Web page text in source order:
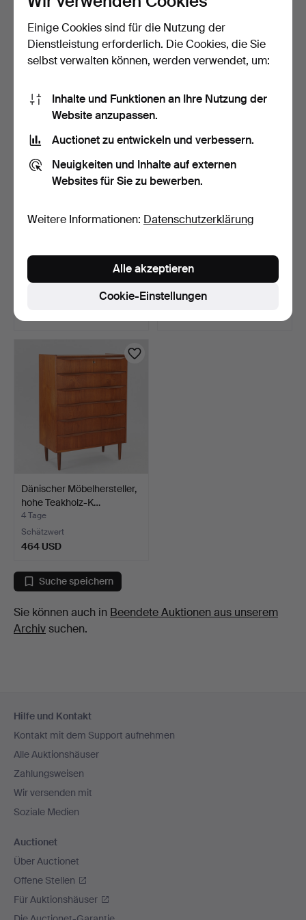
Dänischer Möbelhersteller,
hohe Teak-Kommo…
2 Tage
HORNSLET
MØBELFABRIK. Anrichte
aus Teakhol…
7 Tage
Paar Kommoden aus Eiche
7 Tage
Dänisches Möbeldesign.
Kommode aus Teakhol…
7 Tage
1 Gebot
Dänischer Möbelhersteller,
hohe Teakholz-K…
4 Tage
Schätzwert
464 USD
Suche speichern
Sie können auch in Beendete Auktionen aus unserem
Archivsuchen.
Navigation
Hilfe und Kontakt
Kontakt mit dem Support aufnehmen
Alle Auktionshäuser
Zahlungsweisen
Wir versenden mit
Soziale Medien
Auctionet
Über Auctionet
Offene Stellen
Für Auktionshäuser
Einige Cookies sind für die Nutzung der
Dienstleistung erforderlich. Die Cookies, die Sie
selbst verwalten können, werden verwendet, um:
Inhalte und Funktionen an Ihre Nutzung der
Website anzupassen.
Auctionet zu entwickeln und verbessern.
Neuigkeiten und Inhalte auf externen
Websites für Sie zu bewerben.
Weitere Informationen: Datenschutzerklärung
Cookie-Einstellungen
Alle akzeptieren